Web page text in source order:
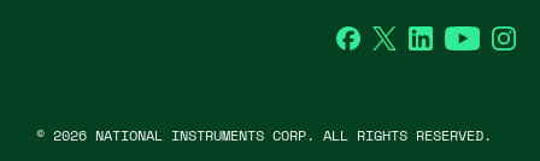
Facebook
Twitter LinkedInYouTube
© 2026 NATIONAL INSTRUMENTS CORP. ALL RIGHTS RESERVED.